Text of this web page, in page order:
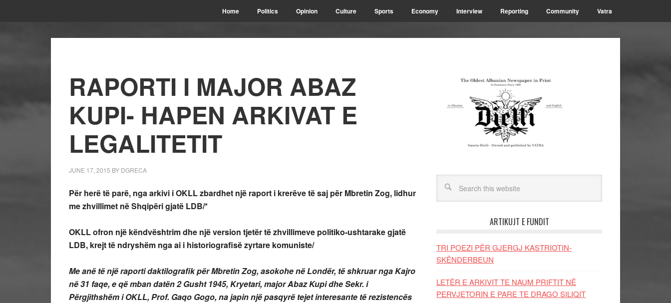
Home Politics Opinion Culture Sports Economy Interview Reporting Community Vatra
RAPORTI I MAJOR ABAZ
KUPI- HAPEN ARKIVAT E
LEGALITETIT
JUNE 17, 2015 BY DGRECA
Për herë të parë, nga arkivi i OKLL zbardhet një raport i krerëve të saj për Mbretin Zog, lidhur
me zhvillimet në Shqipëri gjatë LDB/*
OKLL ofron një këndvështrim dhe një version tjetër të zhvillimeve politiko-ushtarake gjatë
LDB, krejt të ndryshëm nga ai i historiografisë zyrtare komuniste/
Me anë të një raporti daktilografik për Mbretin Zog, asokohe në Londër, të shkruar nga Kajro
në 31 faqe, e që mban datën 2 Gusht 1945, Kryetari, major Abaz Kupi dhe Sekr. i
Përgjithshëm i OKLL, Prof. Gaqo Gogo, na japin një pasqyrë tejet interesante të rezistencës
ARTIKUJT E FUNDIT
TRI POEZI PËR GJERGJ KASTRIOTIN-
SKËNDERBEUN
LETËR E ARKIVIT TE NAUM PRIFTIT NË
PERVJETORIN E PARE TE DRAGO SILIQIT